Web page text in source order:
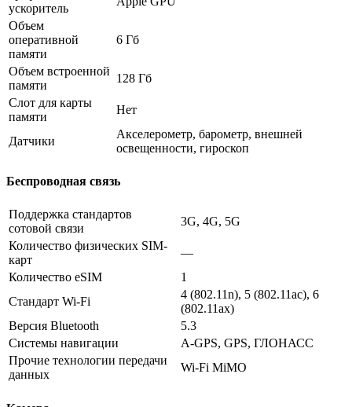
ускоритель
Объем
оперативной
памяти
6 Гб
Объем встроенной
памяти
128 Гб
Слот для карты
памяти
Нет
Датчики
Акселерометр, барометр, внешней
освещенности, гироскоп
Беспроводная связь
Поддержка стандартов
сотовой связи
3G, 4G, 5G
Количество физических SIM-
карт
—
Количество eSIM
1
Стандарт Wi-Fi
4 (802.11n), 5 (802.11ac), 6
(802.11ax)
Версия Bluetooth
5.3
Системы навигации
A-GPS, GPS, ГЛОНАСС
Прочие технологии передачи
данных
Wi-Fi MiMO